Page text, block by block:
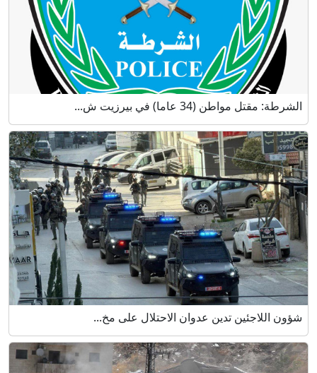
الشرطة: مقتل مواطن (34 عاما) في بيرزيت ش...
شؤون اللاجئين تدين عدوان الاحتلال على مخ...